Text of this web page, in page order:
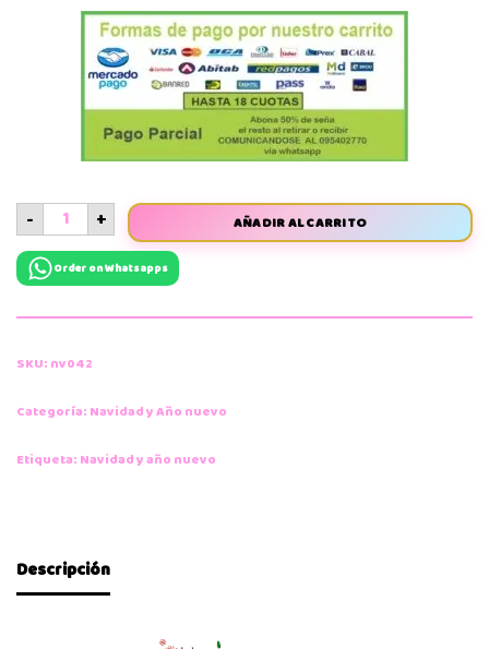
- + AÑADIR AL CARRITO
Order on Whatsapps
SKU: nv042
Categoría: Navidad y Año nuevo
Etiqueta: Navidad y año nuevo
Descripción